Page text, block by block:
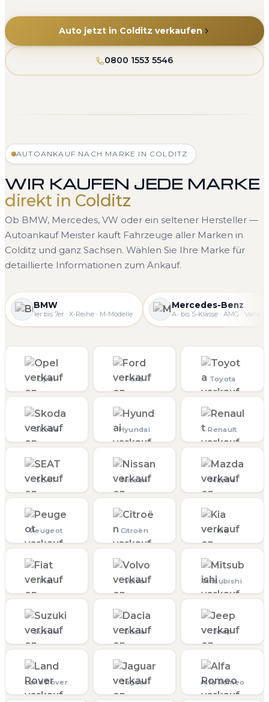
Auto jetzt in Colditz verkaufen
0800 1553 5546
AUTOANKAUF NACH MARKE IN COLDITZ
WIR KAUFEN JEDE MARKE
direkt in Colditz
Ob BMW, Mercedes, VW oder ein seltener Hersteller —
Autoankauf Meister kauft Fahrzeuge aller Marken in
Colditz und ganz Sachsen. Wählen Sie Ihre Marke für
detaillierte Informationen zum Ankauf.
BMW
1er bis 7er · X-Reihe · M-Modelle
Mercedes-Benz
A- bis S-Klasse · AMG · Vans
Opel Ford Toyota
Skoda Hyundai Renault
SEAT Nissan Mazda
Peugeot Citroën Kia
Fiat Volvo Mitsubishi
Suzuki Dacia Jeep
Land Rover Jaguar Alfa Romeo